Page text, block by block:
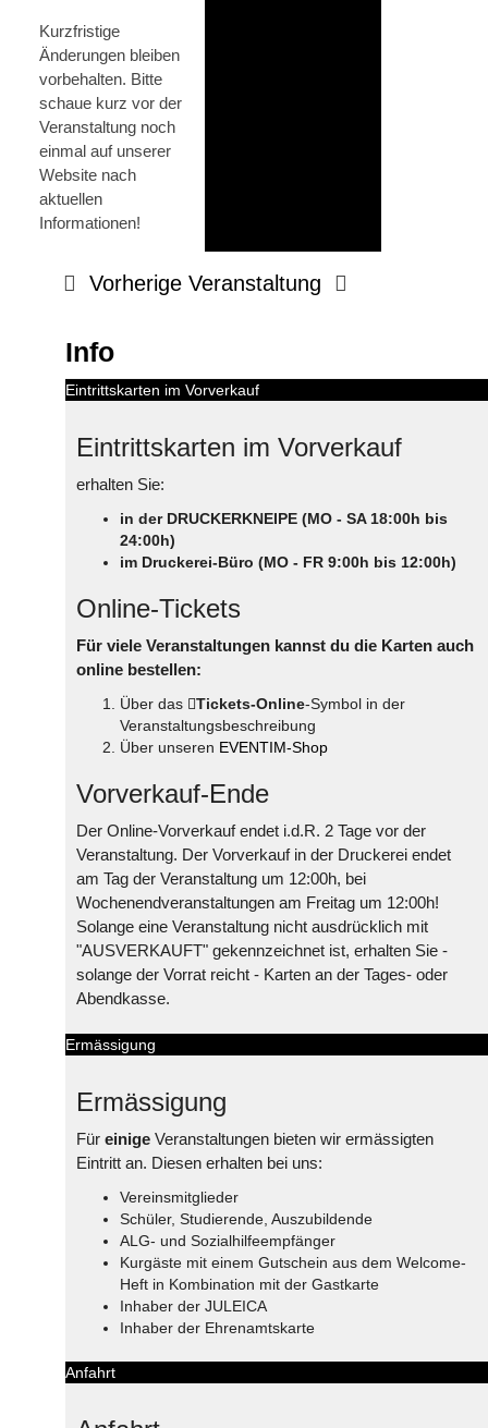
Kurzfristige
Änderungen bleiben
vorbehalten. Bitte
schaue kurz vor der
Veranstaltung noch
einmal auf unserer
Website nach
aktuellen
Informationen!
Vorherige Veranstaltung
Info
Eintrittskarten im Vorverkauf
Eintrittskarten im Vorverkauf
erhalten Sie:
in der DRUCKERKNEIPE (MO - SA 18:00h bis
24:00h)
im Druckerei-Büro (MO - FR 9:00h bis 12:00h)
Online-Tickets
Für viele Veranstaltungen kannst du die Karten auch
online bestellen:
Über das Tickets-Online-Symbol in der
Veranstaltungsbeschreibung
Über unseren EVENTIM-Shop
Vorverkauf-Ende
Der Online-Vorverkauf endet i.d.R. 2 Tage vor der
Veranstaltung. Der Vorverkauf in der Druckerei endet
am Tag der Veranstaltung um 12:00h, bei
Wochenendveranstaltungen am Freitag um 12:00h!
Solange eine Veranstaltung nicht ausdrücklich mit
"AUSVERKAUFT" gekennzeichnet ist, erhalten Sie -
solange der Vorrat reicht - Karten an der Tages- oder
Abendkasse.
Ermässigung
Ermässigung
Für einige Veranstaltungen bieten wir ermässigten
Eintritt an. Diesen erhalten bei uns:
Vereinsmitglieder
Schüler, Studierende, Auszubildende
ALG- und Sozialhilfeempfänger
Kurgäste mit einem Gutschein aus dem Welcome-
Heft in Kombination mit der Gastkarte
Inhaber der JULEICA
Inhaber der Ehrenamtskarte
Anfahrt